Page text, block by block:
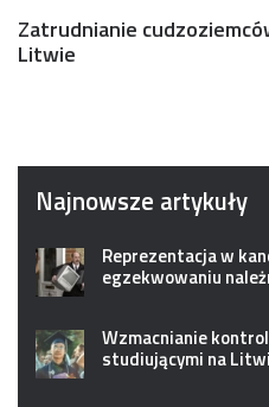
Zatrudnianie
Litwie
Najnowsze artykuły
Reprezentacja w
egzekwowaniu
Wzmacnianie
studiującymi na